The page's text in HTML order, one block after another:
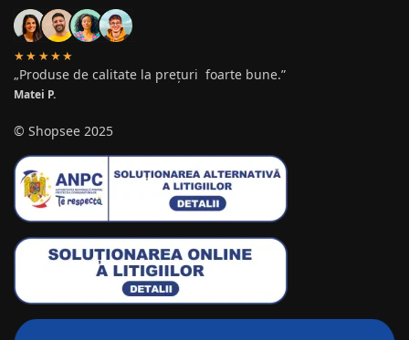
★★★★★
„Produse de calitate la prețuri foarte bune.”
Matei P.
© Shopsee 2025